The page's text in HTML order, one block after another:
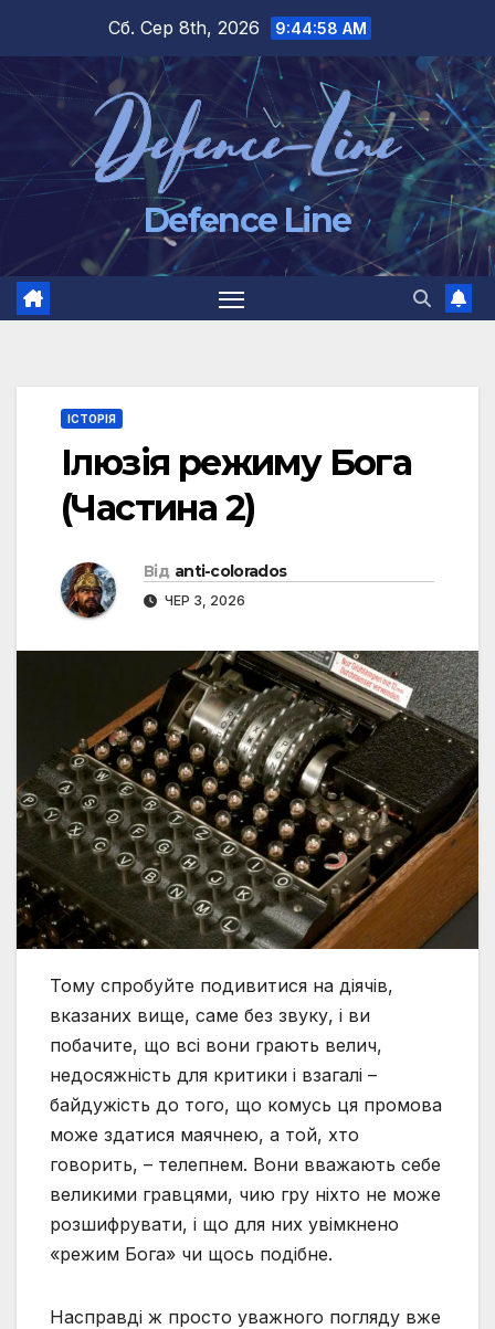
вмісту
Сб. Сер 8th, 2026 9:44:59 AM
Defence Line
ІСТОРІЯ
Ілюзія режиму Бога
(Частина 2)
Від anti-colorados
ЧЕР 3, 2026
Тому спробуйте подивитися на діячів,
вказаних вище, саме без звуку, і ви
побачите, що всі вони грають велич,
недосяжність для критики і взагалі –
байдужість до того, що комусь ця промова
може здатися маячнею, а той, хто
говорить, – телепнем. Вони вважають себе
великими гравцями, чию гру ніхто не може
розшифрувати, і що для них увімкнено
«режим Бога» чи щось подібне.
Насправді ж просто уважного погляду вже